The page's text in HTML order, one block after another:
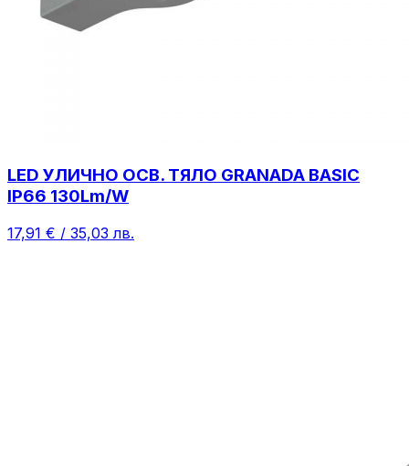
LED УЛИЧНО ОСВ. ТЯЛО GRANADA BASIC
IP66 130Lm/W
17,91 € / 35,03 лв.